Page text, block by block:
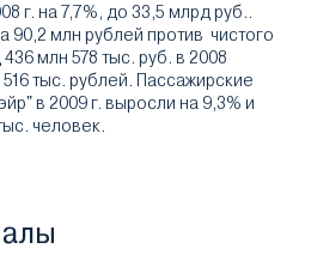
г. на 7,7%, до 33,5 млрд руб..
90,2 млн рублей против чистого
млн 578 тыс. руб. в 2008
тыс. рублей. Пассажирские
в 2009 г. выросли на 9,3% и
человек.